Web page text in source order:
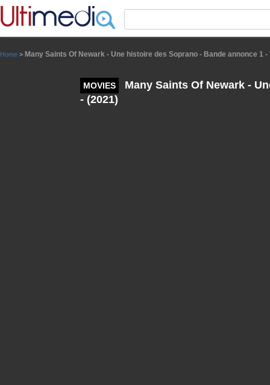
Home > Many Saints Of Newark - Une histoire des Soprano - Bande annonce 1 -
MOVIES
Many Saints Of Newark -
- (2021)
Panneau de gestion des cookies